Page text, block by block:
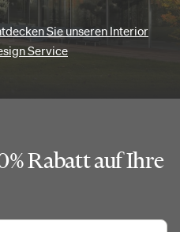
Sie unseren Interior
Service
Rabatt auf Ihre